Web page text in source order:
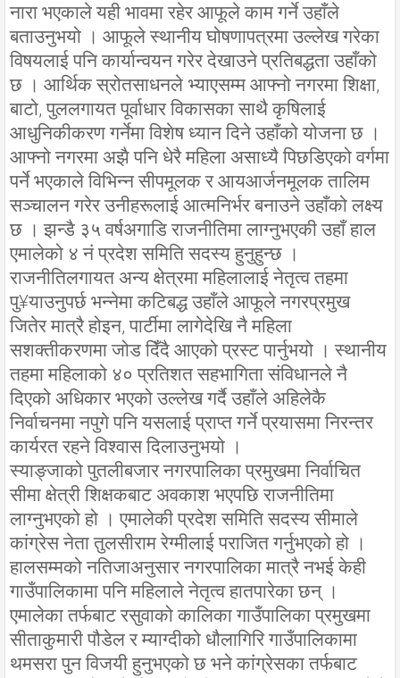
नारा भएकाले यही भावमा रहेर आफूले काम गर्ने उहाँले
बताउनुभयो । आफूले स्थानीय घोषणापत्रमा उल्लेख गरेका
विषयलाई पनि कार्यान्वयन गरेर देखाउने प्रतिबद्धता उहाँको
छ । आर्थिक स्रोतसाधनले भ्याएसम्म आफ्नो नगरमा शिक्षा,
बाटो, पुललगायत पूर्वाधार विकासका साथै कृषिलाई
आधुनिकीकरण गर्नेमा विशेष ध्यान दिने उहाँको योजना छ ।
आफ्नो नगरमा अझै पनि धेरै महिला असाध्यै पिछडिएको वर्गमा
पर्ने भएकाले विभिन्न सीपमूलक र आयआर्जनमूलक तालिम
सञ्चालन गरेर उनीहरूलाई आत्मनिर्भर बनाउने उहाँको लक्ष्य
छ । झन्डै ३५ वर्षअगाडि राजनीतिमा लाग्नुभएकी उहाँ हाल
एमालेको ४ नं प्रदेश समिति सदस्य हुनुहुन्छ ।
राजनीतिलगायत अन्य क्षेत्रमा महिलालाई नेतृत्व तहमा
पु¥याउनुपर्छ भन्नेमा कटिबद्ध उहाँले आफूले नगरप्रमुख
जितेर मात्रै होइन, पार्टीमा लागेदेखि नै महिला
सशक्तीकरणमा जोड दिँदै आएको प्रस्ट पार्नुभयो । स्थानीय
तहमा महिलाको ४० प्रतिशत सहभागिता संविधानले नै
दिएको अधिकार भएको उल्लेख गर्दै उहाँले अहिलेकै
निर्वाचनमा नपुगे पनि यसलाई प्राप्त गर्ने प्रयासमा निरन्तर
कार्यरत रहने विश्वास दिलाउनुभयो ।
स्याङ्जाको पुतलीबजार नगरपालिका प्रमुखमा निर्वाचित
सीमा क्षेत्री शिक्षकबाट अवकाश भएपछि राजनीतिमा
लाग्नुभएको हो । एमालेकी प्रदेश समिति सदस्य सीमाले
कांग्रेस नेता तुलसीराम रेग्मीलाई पराजित गर्नुभएको हो ।
हालसम्मको नतिजाअनुसार नगरपालिका मात्रै नभई केही
गाउँपालिकामा पनि महिलाले नेतृत्व हातपारेका छन् ।
एमालेका तर्फबाट रसुवाको कालिका गाउँपालिका प्रमुखमा
सीताकुमारी पौडेल र म्याग्दीको धौलागिरि गाउँपालिकामा
थमसरा पुन विजयी हुनुभएको छ भने कांग्रेसका तर्फबाट